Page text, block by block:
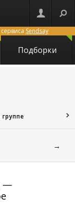
Sendsay
Подборки
→
—